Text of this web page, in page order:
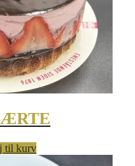
til kurv